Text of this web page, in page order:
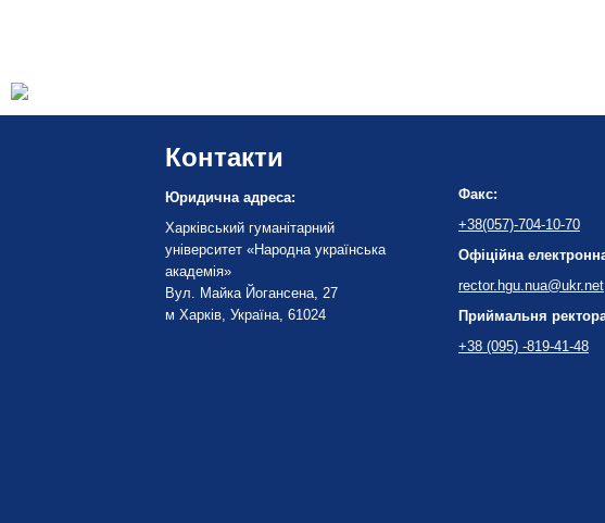
Контакти
Юридична адреса:
Харківський гуманітарний
університет «Народна українська
академія»
Вул. Майка Йогансена, 27
м Харків, Україна, 61024
Факс:
+38(057)-704-10-70
Офіційна
rector.hgu.nua@ukr.net
Приймальня
+38 (095) -819-41-48